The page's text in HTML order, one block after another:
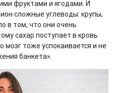
фруктами и ягодами. И
сложные углеводы: крупы,
в том, что они очень
сахар поступает в кровь
мозг тоже успокаивается и не
банкета».